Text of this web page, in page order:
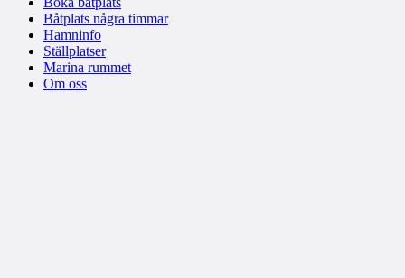
Båtplats några timmar
Hamninfo
Ställplatser
Marina rummet
Om oss